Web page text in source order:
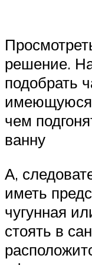
решение.
подобрать
имеющуюся
чем
ванну
А,
иметь
чугунная
стоять в